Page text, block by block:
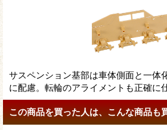
サスペンション基部は車体側面と一体
に配慮。転輪のアライメントも正確に
この商品を買った人は、こんな商品も